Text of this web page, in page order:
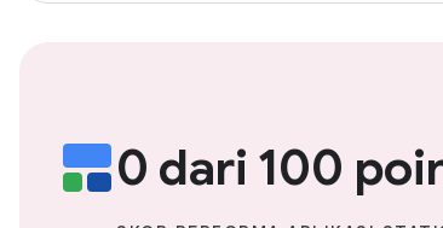
0 dari 100